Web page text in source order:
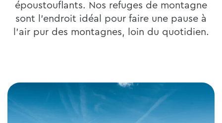
époustouflants. Nos refuges de montagne
sont l'endroit idéal pour faire une pause à
l'air pur des montagnes, loin du quotidien.